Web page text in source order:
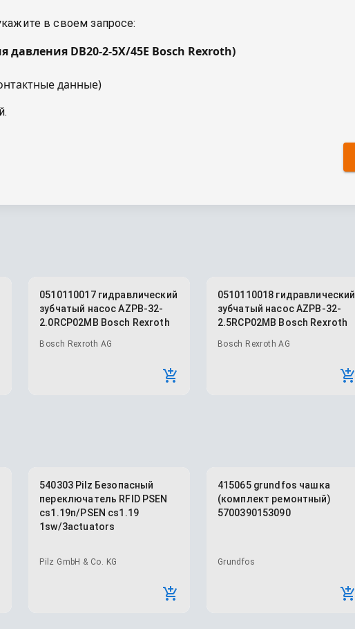
в своем запросе:
давления DB20-2-5X/45E Bosch Rexroth)
данные)
0510110017 гидравлический
зубчатый насос AZPB-32-
2.0RCP02MB Bosch Rexroth
Bosch Rexroth AG
0510110018 гидравлический
зубчатый насос AZPB-32-
2.5RCP02MB Bosch Rexroth
Bosch Rexroth AG
540303 Pilz Безопасный
переключатель RFID PSEN
cs1.19n/PSEN cs1.19
1sw/3actuators
Pilz GmbH & Co. KG
415065 grundfos чашка
(комплект ремонтный)
5700390153090
Grundfos